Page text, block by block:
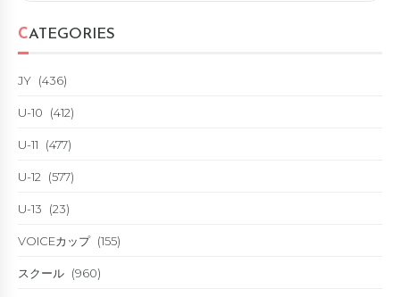
CATEGORIES
JY (436)
U-10 (412)
U-11 (477)
U-12 (577)
U-13 (23)
VOICEカップ (155)
スクール (960)